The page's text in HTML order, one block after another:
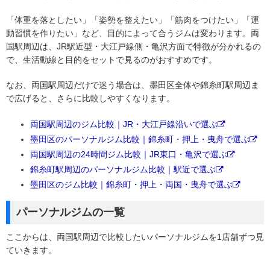
「体重を落としたい」「姿勢を整えたい」「筋肉をつけたい」「運
動習慣を作りたい」など、目的によって合うジムは変わります。両
国駅周辺は、JR駅近型・大江戸線側・亀沢方面で特徴が分かれるの
で、生活動線と目的をセットで見るのがおすすめです。
なお、両国駅周辺だけで迷う場合は、墨田区全体や錦糸町駅周辺ま
で広げると、さらに比較しやすくなります。
両国駅周辺のジム比較｜JR・大江戸線沿いで選ぶ
墨田区のパーソナルジム比較｜錦糸町・押上・曳舟で選ぶ
両国駅周辺の24時間ジム比較｜JR東口・亀沢で選ぶ
錦糸町駅周辺のパーソナルジム比較｜駅近で選ぶ
墨田区のジム比較｜錦糸町・押上・両国・曳舟で選ぶ
パーソナルジムの一覧
ここからは、両国駅周辺で比較したいパーソナルジムを1店舗ずつ見
ていきます。